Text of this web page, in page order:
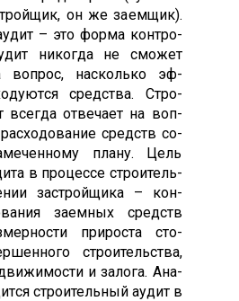
он же за­ем­щик).
– это фор­ма кон­тро­
ни­ког­да не смо­жет
воп­рос, нас­коль­ко эф­
средс­тва. Стро­
всег­да от­ве­ча­ет на воп­
средств со­
пла­ну. Цель
в про­цес­се стро­итель­
зас­трой­щи­ка – кон­
за­ем­ных средств
при­рос­та сто­
стро­итель­ства,
и за­лога. Ана­
стро­итель­ный а­удит в